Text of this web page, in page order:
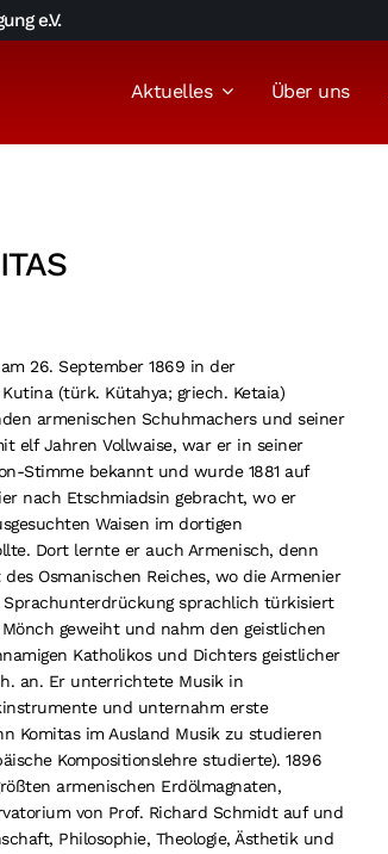
e.V.
Aktuelles Über uns
26. September 1869 in der
(türk. Kütahya; griech. Ketaia)
armenischen Schuhmachers und seiner
elf Jahren Vollwaise, war er in seiner
Stimme bekannt und wurde 1881 auf
nach Etschmiadsin gebracht, wo er
Waisen im dortigen
Dort lernte er auch Armenisch, denn
Osmanischen Reiches, wo die Armenier
sprachlich türkisiert
geweiht und nahm den geistlichen
Katholikos und Dichters geistlicher
an. Er unterrichtete Musik in
und unternahm erste
Komitas im Ausland Musik zu studieren
Kompositionslehre studierte). 1896
armenischen Erdölmagnaten,
von Prof. Richard Schmidt auf und
Philosophie, Theologie, Ästhetik und